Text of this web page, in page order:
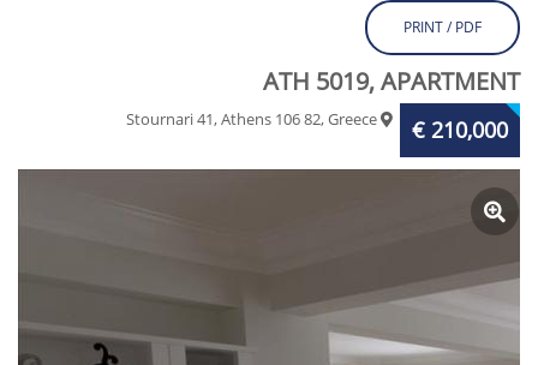
PRINT / PDF
ATH 5019, APARTMENT
210,000 €